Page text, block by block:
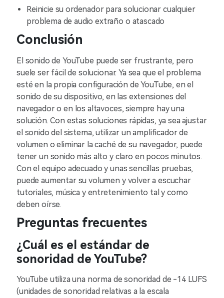
Reinicie su ordenador para solucionar cualquier
problema de audio extraño o atascado
Conclusión
El sonido de YouTube puede ser frustrante, pero
suele ser fácil de solucionar. Ya sea que el problema
esté en la propia configuración de YouTube, en el
sonido de su dispositivo, en las extensiones del
navegador o en los altavoces, siempre hay una
solución. Con estas soluciones rápidas, ya sea ajustar
el sonido del sistema, utilizar un amplificador de
volumen o eliminar la caché de su navegador, puede
tener un sonido más alto y claro en pocos minutos.
Con el equipo adecuado y unas sencillas pruebas,
puede aumentar su volumen y volver a escuchar
tutoriales, música y entretenimiento tal y como
deben oírse.
Preguntas frecuentes
¿Cuál es el estándar de
sonoridad de YouTube?
YouTube utiliza una norma de sonoridad de -14 LUFS
(unidades de sonoridad relativas a la escala